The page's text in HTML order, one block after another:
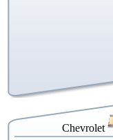
Chevrolet